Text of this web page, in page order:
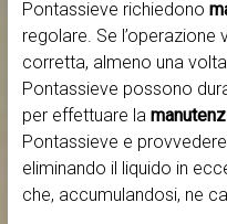
Pontassieve richiedono
regolare. Se
corretta, almeno una volta
Pontassieve possono
per effettuare la
Pontassieve e
eliminando il liquido in
che, accumulandosi, ne